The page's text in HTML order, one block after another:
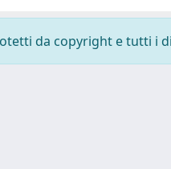
da copyright e tutti i